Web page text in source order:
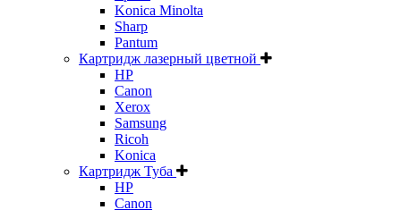
Konica Minolta
Sharp
Pantum
Картридж лазерный цветной
HP
Canon
Xerox
Samsung
Ricoh
Konica
Картридж Туба
HP
Canon